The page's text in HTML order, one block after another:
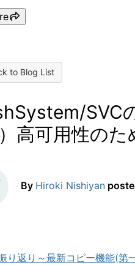
to Blog List
SVC
高可用性の
By Hiroki Nishiyan
り返り～最新コピー機能(第